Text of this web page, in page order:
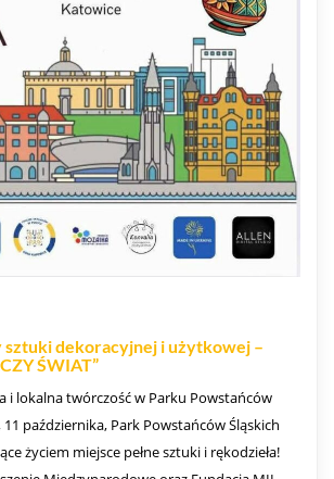
sztuki dekoracyjnej i użytkowej –
ŚWIAT”
i lokalna twórczość w Parku Powstańców
października, Park Powstańców Śląskich
życiem miejsce pełne sztuki i rękodzieła!